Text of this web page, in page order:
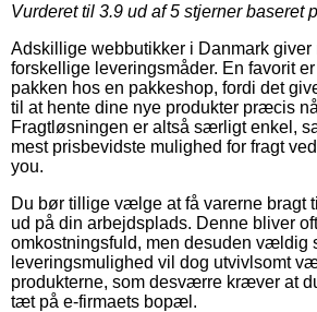
Vurderet til 3.9 ud af 5 stjerner baseret
Adskillige webbutikker i Danmark giver
forskellige leveringsmåder. En favorit
pakken hos en pakkeshop, fordi det
til at hente dine nye produkter præcis
Fragtløsningen er altså særligt enkel,
mest prisbevidste mulighed for fragt
you.
Du bør tillige vælge at få varerne bragt
ud på din arbejdsplads. Denne bliver
omkostningsfuld, men desuden vældig
leveringsmulighed vil dog utvivlsomt
produkterne, som desværre kræver at
tæt på e-firmaets bopæl.